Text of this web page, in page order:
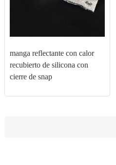
manga reflectante con calor
recubierto de silicona con
cierre de snap